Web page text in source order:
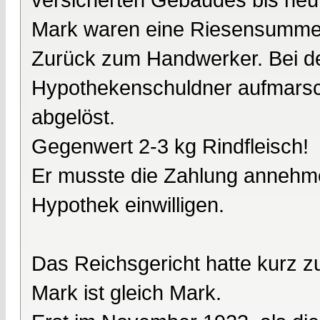
Mark waren eine
Zurück zum Handwerker. Bei
Hypothekenschuldner
abgelöst.
Gegenwert 2-3 kg Rindfleisch!
Er musste die Zahlung
Hypothek einwilligen.
Das Reichsgericht hatte kurz
Mark ist gleich Mark.